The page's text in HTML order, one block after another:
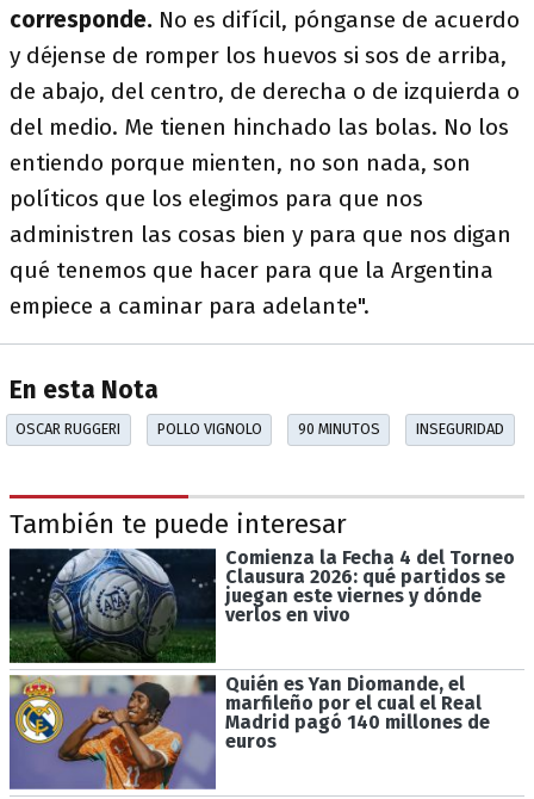
corresponde. No es difícil, pónganse de acuerdo
y déjense de romper los huevos si sos de arriba,
de abajo, del centro, de derecha o de izquierda o
del medio. Me tienen hinchado las bolas. No los
entiendo porque mienten, no son nada, son
políticos que los elegimos para que nos
administren las cosas bien y para que nos digan
qué tenemos que hacer para que la Argentina
empiece a caminar para adelante".
En esta Nota
OSCAR RUGGERI POLLO VIGNOLO 90 MINUTOS INSEGURIDAD
También te puede interesar
Comienza la Fecha 4 del Torneo
Clausura 2026: qué partidos se
juegan este viernes y dónde
verlos en vivo
Quién es Yan Diomande, el
marfileño por el cual el Real
Madrid pagó 140 millones de
euros